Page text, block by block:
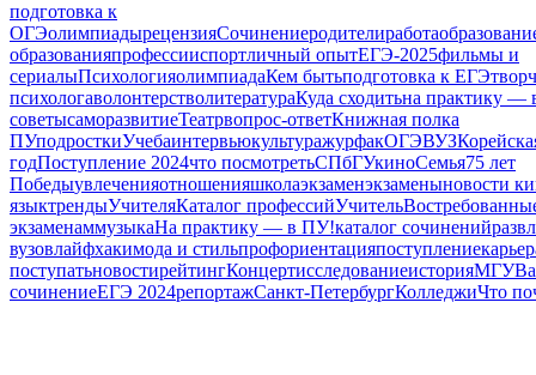
подготовка к
ОГЭолимпиадырецензияСочинениеродителиработа
образованияпрофессииспортличный опытЕГЭ-2025фильмы и
сериалыПсихологияолимпиадаКем бытьподготовка к ЕГЭ
психологаволонтерстволитератураКуда сходитьна практику —
советысаморазвитиеТеатрвопрос-ответКнижная полка
ПУподросткиУчебаинтервьюкультуражурфакОГЭВУЗ
годПоступление 2024что посмотретьСПбГУкиноСемья75 лет
Победыувлеченияотношенияшколаэкзаменэкзаменыновости
языктрендыУчителяКаталог профессийУчитель
экзаменаммузыкаНа практику — в ПУ!каталог сочинений
вузовлайфхакимода и стильпрофориентацияпоступление
поступатьновостирейтингКонцертисследованиеисторияМГУ
сочинениеЕГЭ 2024репортажСанкт-ПетербургКолледжиЧто